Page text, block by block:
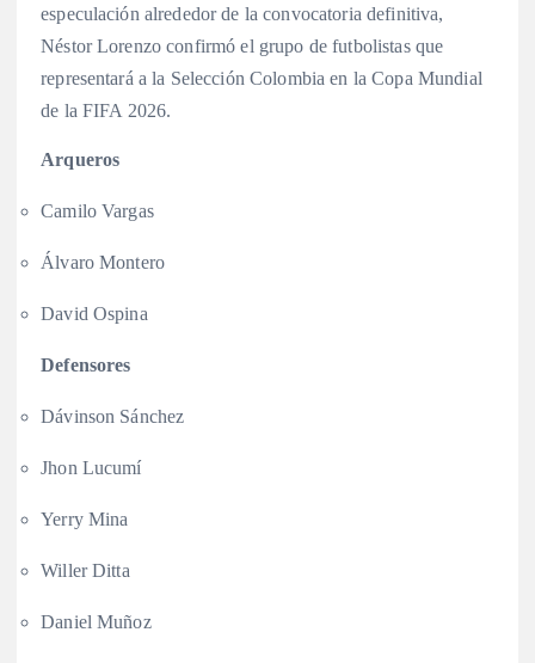
especulación alrededor de la convocatoria definitiva,
Néstor Lorenzo confirmó el grupo de futbolistas que
representará a la Selección Colombia en la Copa Mundial
de la FIFA 2026.
Arqueros
Camilo Vargas
Álvaro Montero
David Ospina
Defensores
Dávinson Sánchez
Jhon Lucumí
Yerry Mina
Willer Ditta
Daniel Muñoz